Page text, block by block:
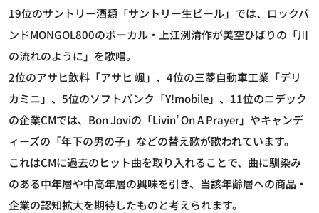
19位のサントリー酒類「サントリー生ビール」では、ロックバ
ンドMONGOL800のボーカル・上江洌清作が美空ひばりの「川
の流れのように」を歌唱。
2位のアサヒ飲料「アサヒ 颯」、4位の三菱自動車工業「デリ
カミニ」、5位のソフトバンク「Y!mobile」、11位のニデック
の企業CMでは、Bon Joviの「Livin’ On A Prayer」やキャンデ
ィーズの「年下の男の子」などの替え歌が歌われています。
これはCMに過去のヒット曲を取り入れることで、曲に馴染み
のある中年層や中高年層の興味を引き、当該年齢層への商品・
企業の認知拡大を期待したものと考えられます。